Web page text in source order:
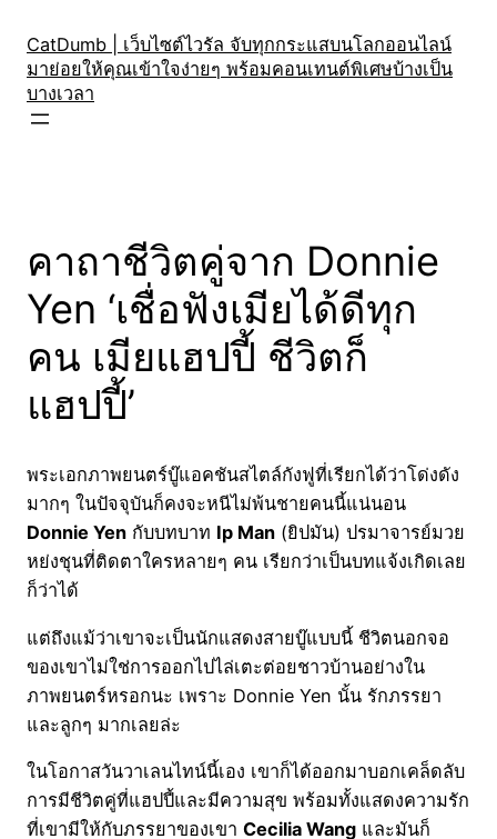
content
CatDumb | เว็บไซต์ไวรัล จับทุกกระแสบนโลกออนไลน์
มาย่อยให้คุณเข้าใจง่ายๆ พร้อมคอนเทนต์พิเศษบ้างเป็น
บางเวลา
คาถาชีวิตคู่จาก Donnie
Yen ‘เชื่อฟังเมียได้ดีทุก
คน เมียแฮปปี้ ชีวิตก็
แฮปปี้’
พระเอกภาพยนตร์บู๊แอคชันสไตล์กังฟูที่เรียกได้ว่าโด่งดัง
มากๆ ในปัจจุบันก็คงจะหนีไม่พ้นชายคนนี้แน่นอน
Donnie Yen กับบทบาท Ip Man (ยิปมัน) ปรมาจารย์มวย
หย่งชุนที่ติดตาใครหลายๆ คน เรียกว่าเป็นบทแจ้งเกิดเลย
ก็ว่าได้
แต่ถึงแม้ว่าเขาจะเป็นนักแสดงสายบู๊แบบนี้ ชีวิตนอกจอ
ของเขาไม่ใช่การออกไปไล่เตะต่อยชาวบ้านอย่างใน
ภาพยนตร์หรอกนะ เพราะ Donnie Yen นั้น รักภรรยา
และลูกๆ มากเลยล่ะ
ในโอกาสวันวาเลนไทน์นี้เอง เขาก็ได้ออกมาบอกเคล็ดลับ
การมีชีวิตคู่ที่แฮปปี้และมีความสุข พร้อมทั้งแสดงความรัก
ที่เขามีให้กับภรรยาของเขา Cecilia Wang และมันก็